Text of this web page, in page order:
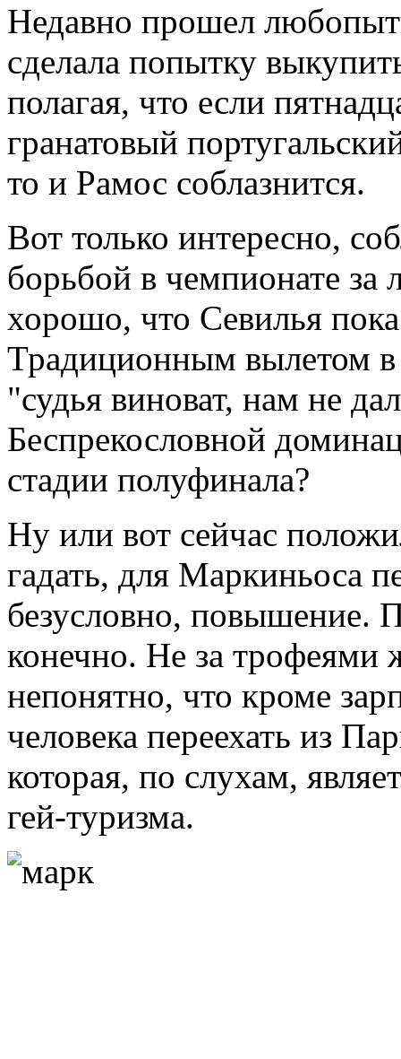
Недавно прошел
сделала попытку
полагая, что если
гранатовый
то и Рамос соблазнится.
Вот только интересно,
борьбой в чемпионате за
хорошо, что Севилья
Традиционным вылетом
"судья виноват, нам не
Беспрекословной
стадии полуфинала?
Ну или вот сейчас
гадать, для Маркиньоса
безусловно, повышение.
конечно. Не за трофеями
непонятно, что кроме
человека переехать из
которая, по слухам,
гей-туризма.